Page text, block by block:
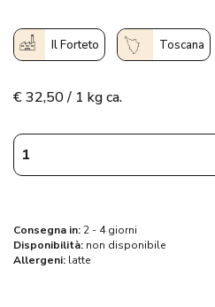
Il Forteto Toscana
€32,50 / 1 kg ca.
Consegna in: 2 - 4 giorni
Disponibilità: non disponibile
Allergeni: latte